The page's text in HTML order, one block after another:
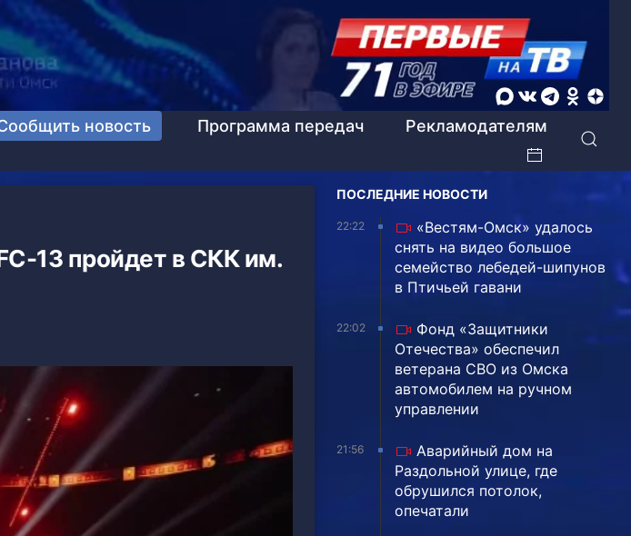
новость Программа передач
Рекламодателям
13 пройдет в СКК им.
ПОСЛЕДНИЕ НОВОСТИ
22:22
«Вестям-Омск» удалось
снять на видео большое
семейство лебедей-шипунов
в Птичьей гавани
22:02
Фонд «Защитники
Отечества» обеспечил
ветерана СВО из Омска
автомобилем на ручном
управлении
21:56
Аварийный дом на
Раздольной улице, где
обрушился потолок,
опечатали